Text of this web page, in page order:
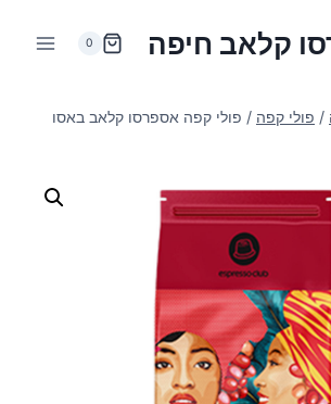
קלאב חיפה 0
/ פולי קפה / פולי קפה אספרסו קלאב באסו